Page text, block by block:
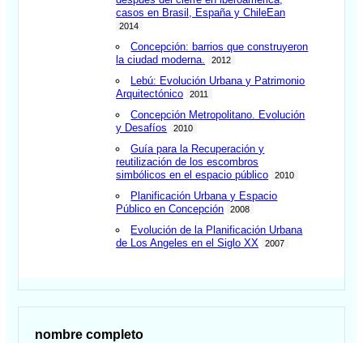
casos en Brasil, España y ChileEan
2014
Concepción: barrios que construyeron
la ciudad moderna.
2012
Lebú: Evolución Urbana y Patrimonio
Arquitectónico
2011
Concepción Metropolitano. Evolución
y Desafíos
2010
Guía para la Recuperación y
reutilización de los escombros
simbólicos en el espacio público
2010
Planificación Urbana y Espacio
Público en Concepción
2008
Evolución de la Planificación Urbana
de Los Angeles en el Siglo XX
2007
nombre completo